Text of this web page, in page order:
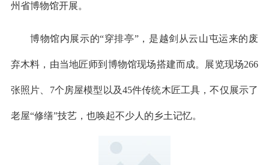
州省博物馆开展。
博物馆内展示的“穿排亭”，是越剑从云山屯运来的废
弃木料，由当地匠师到博物馆现场搭建而成。展览现场266
张照片、7个房屋模型以及45件传统木匠工具，不仅展示了
老屋“修缮”技艺，也唤起不少人的乡土记忆。